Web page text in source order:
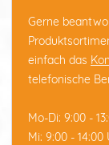
Gerne
einfach das
telefonische
Mo-Di: 9:00 -
Mi: 9:00 - 14:00